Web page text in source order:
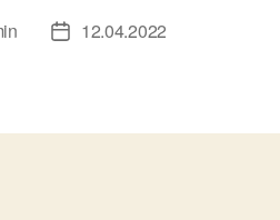
Дата12.04.2022